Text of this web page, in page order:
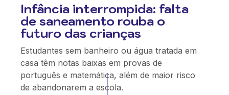
Infância interrompida: falta
de saneamento rouba o
futuro das crianças
Estudantes sem banheiro ou água tratada em
casa têm notas baixas em provas de
português e matemática, além de maior risco
de abandonarem a escola.